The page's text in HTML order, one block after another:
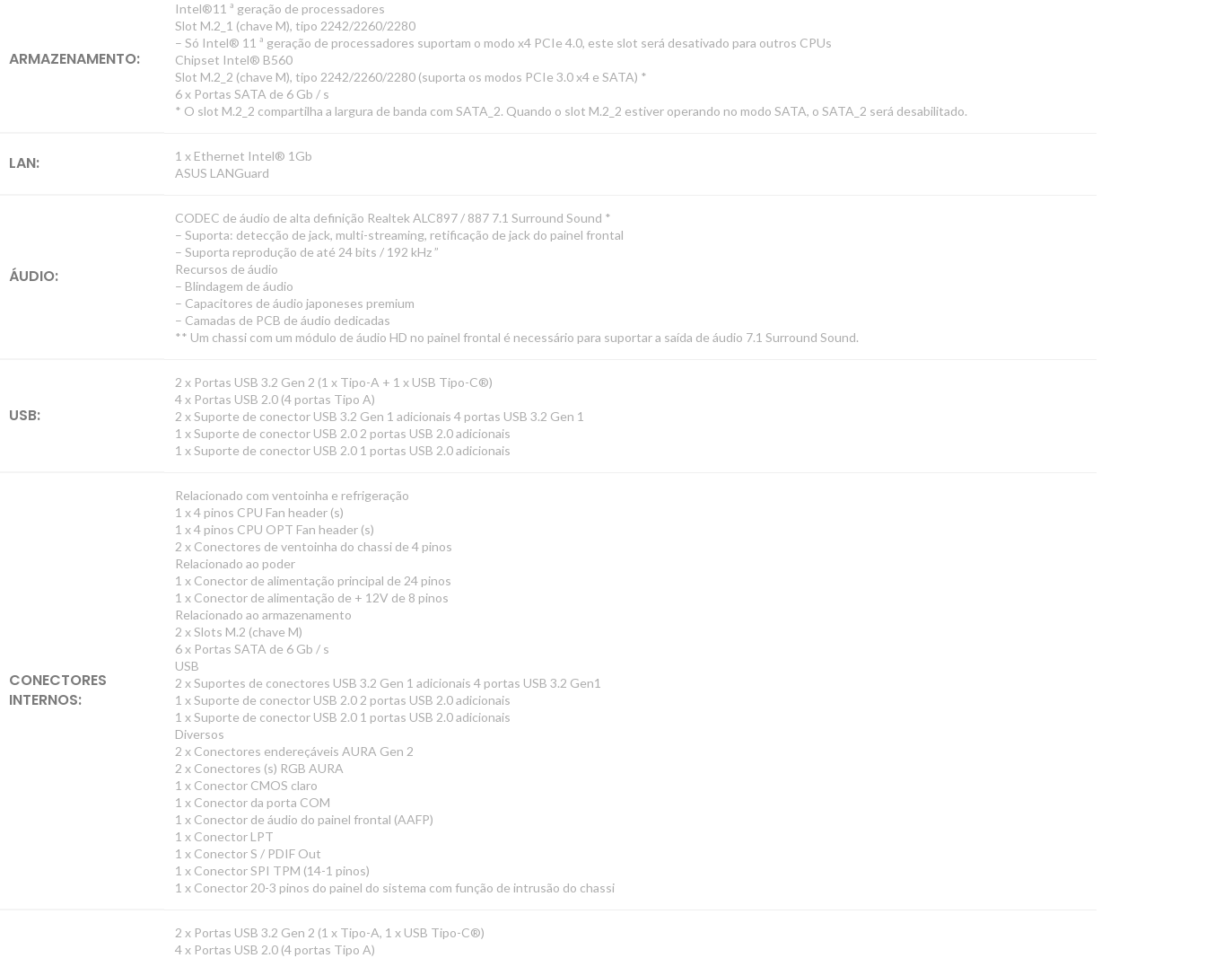
ARMAZENAMENTO:
Intel®11 ª geração de processadores
Slot M.2_1 (chave M), tipo 2242/2260/2280
– Só Intel® 11 ª geração de processadores suportam o modo x4 PCIe 4.0, este slot será desativado para outros CPUs
Chipset Intel® B560
Slot M.2_2 (chave M), tipo 2242/2260/2280 (suporta os modos PCIe 3.0 x4 e SATA) *
6 x Portas SATA de 6 Gb / s
* O slot M.2_2 compartilha a largura de banda com SATA_2. Quando o slot M.2_2 estiver operando no modo SATA, o SATA_2 será desabilitado.
LAN:
1 x Ethernet Intel® 1Gb
ASUS LANGuard
ÁUDIO:
CODEC de áudio de alta definição Realtek ALC897 / 887 7.1 Surround Sound *
– Suporta: detecção de jack, multi-streaming, retificação de jack do painel frontal
– Suporta reprodução de até 24 bits / 192 kHz ”
Recursos de áudio
– Blindagem de áudio
– Capacitores de áudio japoneses premium
– Camadas de PCB de áudio dedicadas
** Um chassi com um módulo de áudio HD no painel frontal é necessário para suportar a saída de áudio 7.1 Surround Sound.
USB:
2 x Portas USB 3.2 Gen 2 (1 x Tipo-A + 1 x USB Tipo-C®)
4 x Portas USB 2.0 (4 portas Tipo A)
2 x Suporte de conector USB 3.2 Gen 1 adicionais 4 portas USB 3.2 Gen 1
1 x Suporte de conector USB 2.0 2 portas USB 2.0 adicionais
1 x Suporte de conector USB 2.0 1 portas USB 2.0 adicionais
CONECTORES
INTERNOS:
Relacionado com ventoinha e refrigeração
1 x 4 pinos CPU Fan header (s)
1 x 4 pinos CPU OPT Fan header (s)
2 x Conectores de ventoinha do chassi de 4 pinos
Relacionado ao poder
1 x Conector de alimentação principal de 24 pinos
1 x Conector de alimentação de + 12V de 8 pinos
Relacionado ao armazenamento
2 x Slots M.2 (chave M)
6 x Portas SATA de 6 Gb / s
USB
2 x Suportes de conectores USB 3.2 Gen 1 adicionais 4 portas USB 3.2 Gen1
1 x Suporte de conector USB 2.0 2 portas USB 2.0 adicionais
1 x Suporte de conector USB 2.0 1 portas USB 2.0 adicionais
Diversos
2 x Conectores endereçáveis ​​AURA Gen 2
2 x Conectores (s) RGB AURA
1 x Conector CMOS claro
1 x Conector da porta COM
1 x Conector de áudio do painel frontal (AAFP)
1 x Conector LPT
1 x Conector S / PDIF Out
1 x Conector SPI TPM (14-1 pinos)
1 x Conector 20-3 pinos do painel do sistema com função de intrusão do chassi
2 x Portas USB 3.2 Gen 2 (1 x Tipo-A, 1 x USB Tipo-C®)
4 x Portas USB 2.0 (4 portas Tipo A)